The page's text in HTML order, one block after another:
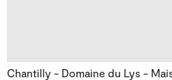
Chantilly - Domaine du Lys -